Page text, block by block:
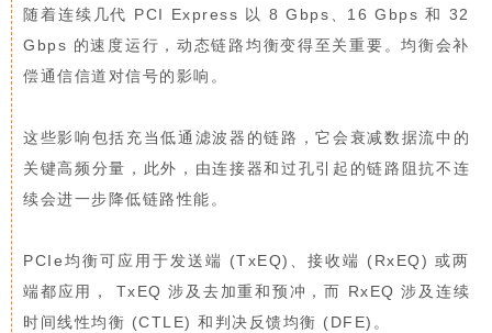
随着连续几代 PCI Express 以 8 Gbps、16 Gbps 和 32
Gbps 的速度运行，动态链路均衡变得至关重要。均衡会补
偿通信信道对信号的影响。
这些影响包括充当低通滤波器的链路，它会衰减数据流中的
关键高频分量，此外，由连接器和过孔引起的链路阻抗不连
续会进一步降低链路性能。
PCIe均衡可应用于发送端 (TxEQ)、接收端 (RxEQ) 或两
端都应用， TxEQ 涉及去加重和预冲，而 RxEQ 涉及连续
时间线性均衡 (CTLE) 和判决反馈均衡 (DFE)。